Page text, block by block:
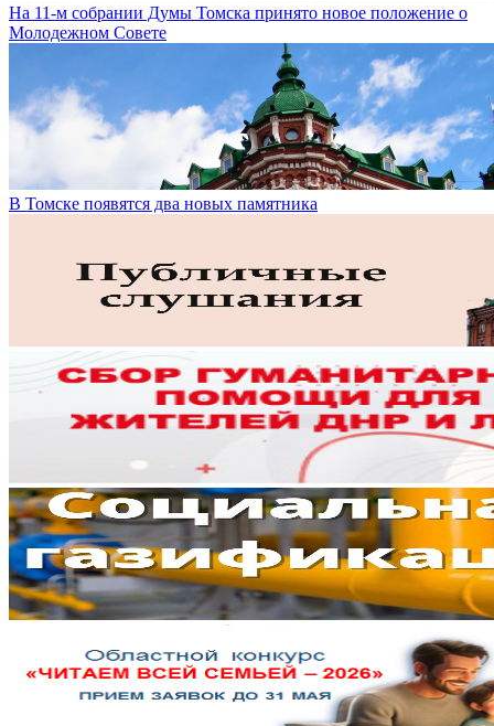
На 11-м собрании Думы Томска принято новое положение о
Молодежном Совете
В Томске появятся два новых памятника